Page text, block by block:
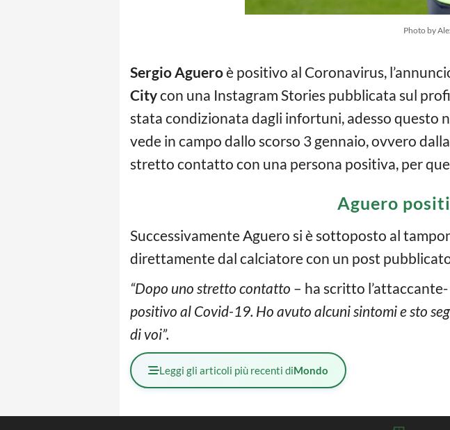
Photo by
Sergio Agueroè positivo al Coronavirus,
Citycon una Instagram Stories pubblicata sul
stata condizionata dagli infortuni, adesso questo
vede in campo dallo scorso 3 gennaio, ovvero
stretto contatto con una persona positiva, per
Aguero
Successivamente Aguero si è sottoposto al
direttamente dal calciatore con un post
“Dopo uno stretto contatto – ha scritto l’attaccante-
positivo al Covid-19. Ho avuto alcuni sintomi e sto
di voi”.
Leggi gli articoli più recenti diMondo